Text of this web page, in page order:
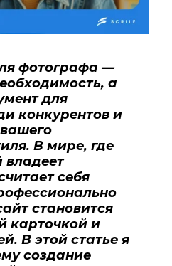
фотографа —
а
для
конкурентов и
В мире, где
себя
становится
карточкой и
В этой статье я
создание